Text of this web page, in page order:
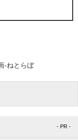
-ねとらぼ
- PR -